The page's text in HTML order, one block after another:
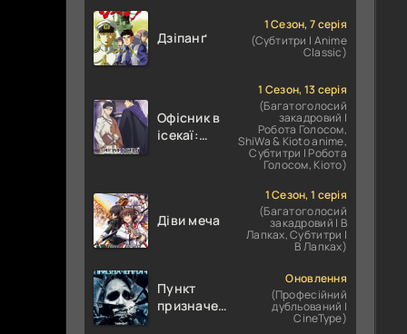
Дзіпанґ
1 Сезон, 7 серія
(Субтитри | Anime
Classic)
Офісник в
ісекаї:
від
Корпоративного
1 Сезон, 13 серія
(Багатоголосий
закадровий |
Робота Голосом,
ShiWa & Kioto anime,
Субтитри | Робота
Голосом, Кіото)
Діви меча
1 Сезон, 1 серія
(Багатоголосий
закадровий | В
Лапках, Субтитри |
В Лапках)
Пункт
призначення
Оновлення
(Професійний
дубльований |
CineType)